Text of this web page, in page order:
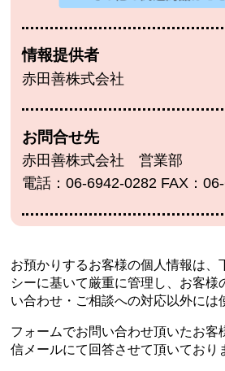
情報提供者
赤田善株式会社
お問合せ先
赤田善株式会社 営業部
電話：06-6942-0282 FAX：
お預かりするお客様の個人情報は、
シーに基いて厳重に管理し、 お客様
い合わせ・ご相談への対応以外には
フォームでお問い合わせ頂いたお客
信メールにて回答させて頂いており